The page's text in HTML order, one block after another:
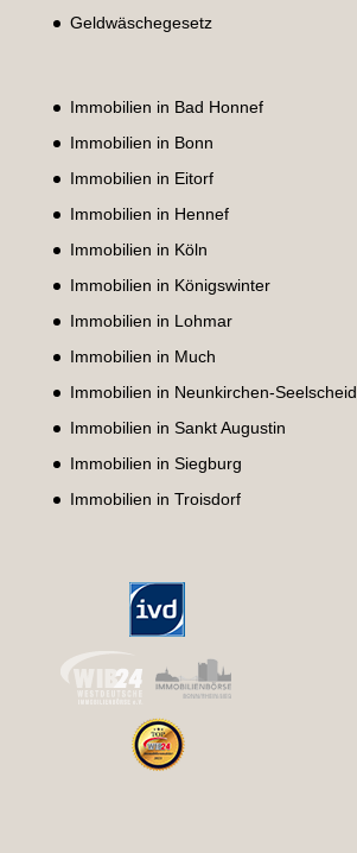
Geldwäschegesetz
Immobilien in Bad Honnef
Immobilien in Bonn
Immobilien in Eitorf
Immobilien in Hennef
Immobilien in Köln
Immobilien in Königswinter
Immobilien in Lohmar
Immobilien in Much
Immobilien in Neunkirchen-Seelscheid
Immobilien in Sankt Augustin
Immobilien in Siegburg
Immobilien in Troisdorf